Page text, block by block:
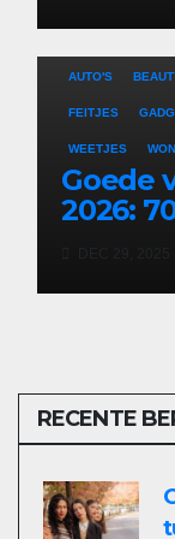
AUTO'S
FEITJES
WEETJES
Goede
2026:
een
RECENTE